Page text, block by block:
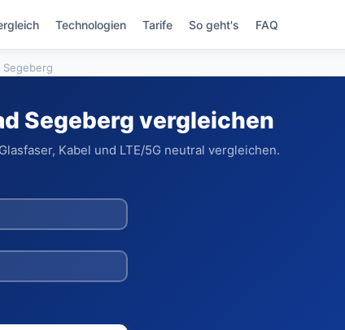
Technologien Tarife So geht's FAQ
Segeberg vergleichen
Kabel und LTE/5G neutral vergleichen.